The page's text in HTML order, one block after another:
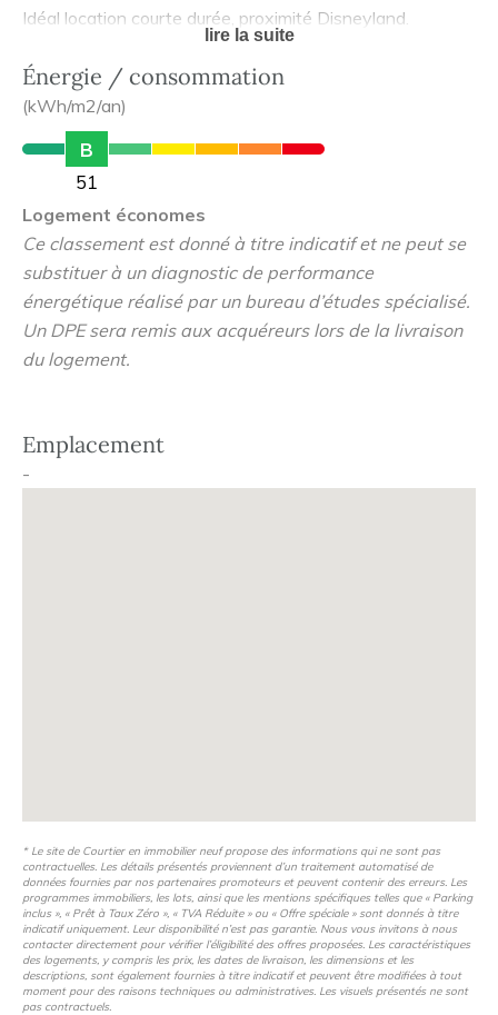
Idéal location courte durée, proximité Disneyland.
L'appartement dispose d'un box et d'une grande
terrasse.
prix nuitée entre 110€ et 150€ en fonction de la saison.
Taux de remplissage moyen lissé sur l'année 80%.
Bon DPE(D), chauffage électrique individuel, faibles
charges.
Charges de copropriété : 20€/mois Taxe foncière :
700€/an
lire la suite
Énergie / consommation
(kWh/m2/an)
B
51
Logement économes
Ce classement est donné à titre indicatif et ne peut se
substituer à un diagnostic de performance
énergétique réalisé par un bureau d’études spécialisé.
Un DPE sera remis aux acquéreurs lors de la livraison
du logement.
Emplacement
-
* Le site de Courtier en immobilier neuf propose des informations qui ne sont pas
contractuelles. Les détails présentés proviennent d’un traitement automatisé de
données fournies par nos partenaires promoteurs et peuvent contenir des erreurs. Les
programmes immobiliers, les lots, ainsi que les mentions spécifiques telles que « Parking
inclus », « Prêt à Taux Zéro », « TVA Réduite » ou « Offre spéciale » sont donnés à titre
indicatif uniquement. Leur disponibilité n’est pas garantie. Nous vous invitons à nous
contacter directement pour vérifier l’éligibilité des offres proposées. Les caractéristiques
des logements, y compris les prix, les dates de livraison, les dimensions et les
descriptions, sont également fournies à titre indicatif et peuvent être modifiées à tout
moment pour des raisons techniques ou administratives. Les visuels présentés ne sont
pas contractuels.